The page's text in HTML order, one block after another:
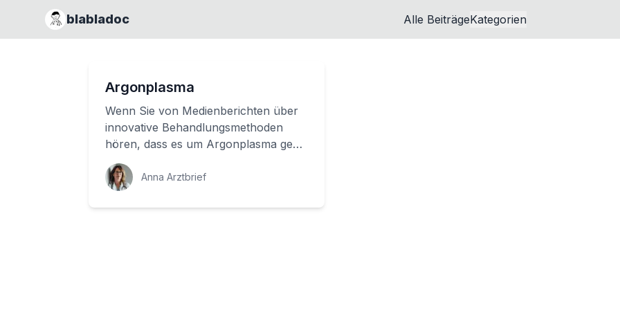
blabladoc Alle BeiträgeKategorien
Argonplasma
Wenn Sie von Medienberichten über
innovative Behandlungsmethoden
hören, dass es um Argonplasma geht,
mögen Sie sich vielleicht gefragt
haben, was dahi...
Anna Arztbrief